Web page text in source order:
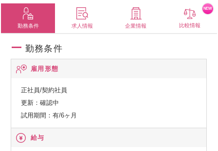
勤務条件 求人情報 企業情報 比較情報
NEW
勤務条件
雇用形態
正社員/契約社員
更新：確認中
試用期間：有/6ヶ月
給与